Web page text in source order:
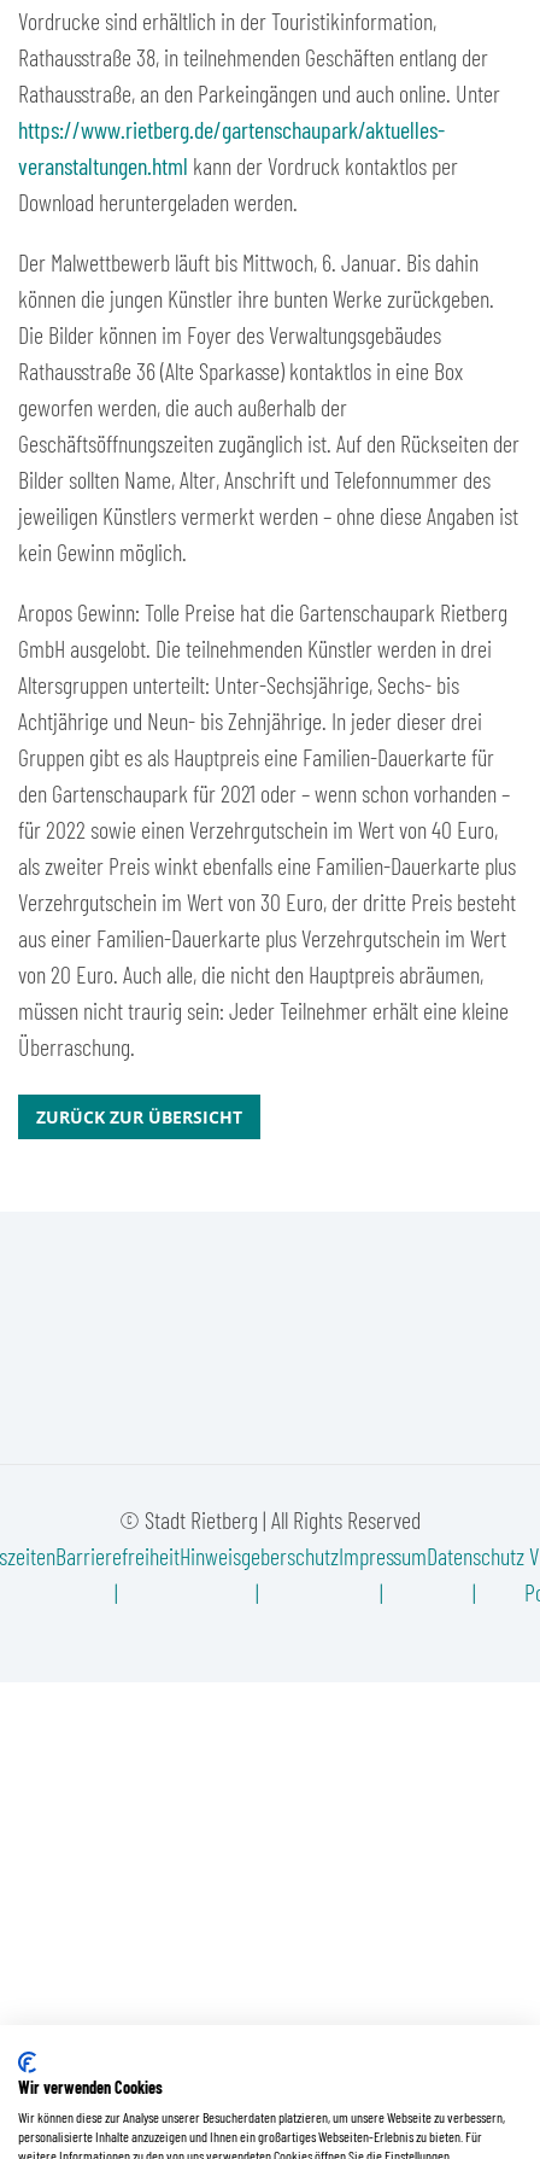
Vordrucke sind erhältlich in der Touristikinformation,
Rathausstraße 38, in teilnehmenden Geschäften entlang der
Rathausstraße, an den Parkeingängen und auch online. Unter
https://www.rietberg.de/gartenschaupark/aktuelles-
veranstaltungen.html kann der Vordruck kontaktlos per
Download heruntergeladen werden.
Der Malwettbewerb läuft bis Mittwoch, 6. Januar. Bis dahin
können die jungen Künstler ihre bunten Werke zurückgeben.
Die Bilder können im Foyer des Verwaltungsgebäudes
Rathausstraße 36 (Alte Sparkasse) kontaktlos in eine Box
geworfen werden, die auch außerhalb der
Geschäftsöffnungszeiten zugänglich ist. Auf den Rückseiten der
Bilder sollten Name, Alter, Anschrift und Telefonnummer des
jeweiligen Künstlers vermerkt werden – ohne diese Angaben ist
kein Gewinn möglich.
Aropos Gewinn: Tolle Preise hat die Gartenschaupark Rietberg
GmbH ausgelobt. Die teilnehmenden Künstler werden in drei
Altersgruppen unterteilt: Unter-Sechsjährige, Sechs- bis
Achtjährige und Neun- bis Zehnjährige. In jeder dieser drei
Gruppen gibt es als Hauptpreis eine Familien-Dauerkarte für
den Gartenschaupark für 2021 oder – wenn schon vorhanden –
für 2022 sowie einen Verzehrgutschein im Wert von 40 Euro,
als zweiter Preis winkt ebenfalls eine Familien-Dauerkarte plus
Verzehrgutschein im Wert von 30 Euro, der dritte Preis besteht
aus einer Familien-Dauerkarte plus Verzehrgutschein im Wert
von 20 Euro. Auch alle, die nicht den Hauptpreis abräumen,
müssen nicht traurig sein: Jeder Teilnehmer erhält eine kleine
Überraschung.
ZURÜCK ZUR ÜBERSICHT
© Stadt Rietberg | All Rights Reserved
BarrierefreiheitHinweisgeberschutzImpressumDatenschutz
Wir verwenden Cookies
Wir können diese zur Analyse unserer Besucherdaten platzieren, um unsere Webseite zu verbessern,
personalisierte Inhalte anzuzeigen und Ihnen ein großartiges Webseiten-Erlebnis zu bieten. Für
weitere Informationen zu den von uns verwendeten Cookies öffnen Sie die Einstellungen.